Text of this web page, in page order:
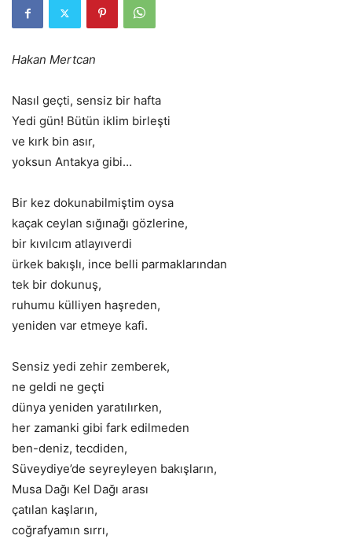
Hakan Mertcan
Nasıl geçti, sensiz bir hafta
Yedi gün! Bütün iklim birleşti
ve kırk bin asır,
yoksun Antakya gibi…
Bir kez dokunabilmiştim oysa
kaçak ceylan sığınağı gözlerine,
bir kıvılcım atlayıverdi
ürkek bakışlı, ince belli parmaklarından
tek bir dokunuş,
ruhumu külliyen haşreden,
yeniden var etmeye kafi.
Sensiz yedi zehir zemberek,
ne geldi ne geçti
dünya yeniden yaratılırken,
her zamanki gibi fark edilmeden
ben-deniz, tecdiden,
Süveydiye’de seyreyleyen bakışların,
Musa Dağı Kel Dağı arası
çatılan kaşların,
coğrafyamın sırrı,